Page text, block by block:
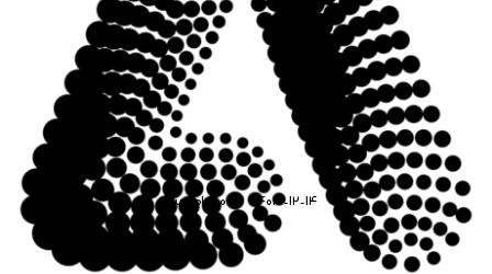
1403-12-14
0 کامنت